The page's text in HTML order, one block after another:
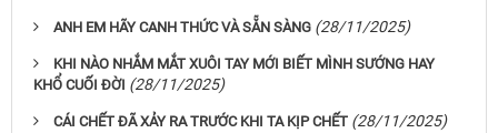
ANH EM HÃY CANH THỨC VÀ SẴN SÀNG (28/11/2025)
KHI NÀO NHẮM MẮT XUÔI TAY MỚI BIẾT MÌNH SƯỚNG HAY
KHỔ CUỐI ĐỜI (28/11/2025)
CÁI CHẾT ĐÃ XẢY RA TRƯỚC KHI TA KỊP CHẾT (28/11/2025)